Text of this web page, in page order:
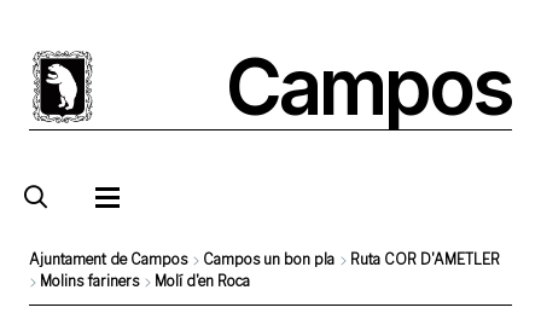
main
content
Campos
Breadcrumb
Ajuntament de Campos Campos un bon pla
Ruta COR D'AMETLER
Molins fariners
Molí d'en Roca